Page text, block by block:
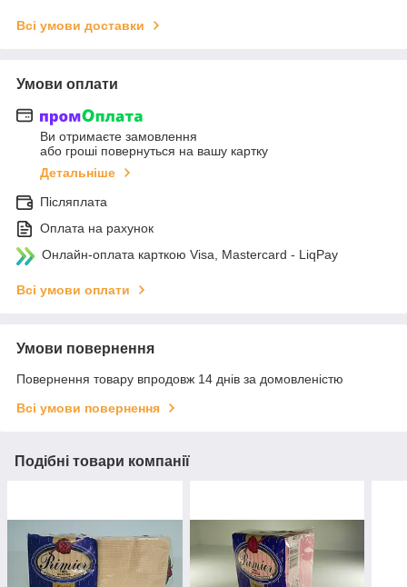
Всі умови доставки
Умови оплати
Ви отримаєте замовлення
або гроші повернуться на вашу картку
Детальніше
Післяплата
Оплата на рахунок
Онлайн-оплата карткою Visa, Mastercard - LiqPay
Всі умови оплати
Умови повернення
Повернення товару впродовж 14 днів за домовленістю
Всі умови повернення
Подібні товари компанії